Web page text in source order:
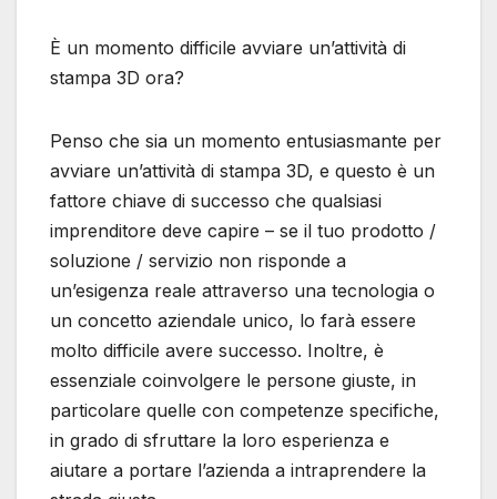
È un momento difficile avviare un’attività di
stampa 3D ora?
Penso che sia un momento entusiasmante per
avviare un’attività di stampa 3D, e questo è un
fattore chiave di successo che qualsiasi
imprenditore deve capire – se il tuo prodotto /
soluzione / servizio non risponde a
un’esigenza reale attraverso una tecnologia o
un concetto aziendale unico, lo farà essere
molto difficile avere successo. Inoltre, è
essenziale coinvolgere le persone giuste, in
particolare quelle con competenze specifiche,
in grado di sfruttare la loro esperienza e
aiutare a portare l’azienda a intraprendere la